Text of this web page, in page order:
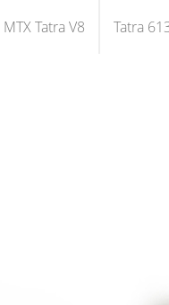
MTX Tatra V8 Tatra